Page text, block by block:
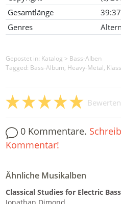
Gesamtlänge
39:37
Genres
Gepostet in: Katalog > Bass-Alben
Tagged: Bass-Album, Heavy-Metal,
Bewerten
0 Kommentare.
Kommentar!
Ähnliche Musikalben
Classical Studies for Electric